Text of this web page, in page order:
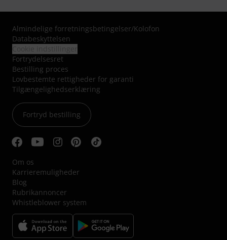
Almindelige forretningsbetingelser/Kolofon
Databeskyttelsen
Fortrydelsesret
Bestilling proces
Lovbestemte rettigheder for garanti
Tilgængelighedserklæring
Fortryd bestilling
Om os
Karrieremuligheder
Blog
Rubrikannoncer
Whistleblower system